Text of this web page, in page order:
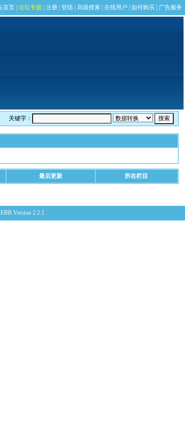
关键字：
最后更新 所在栏目
EBB Version 2.2.1